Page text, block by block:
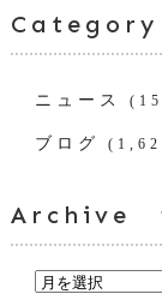
ニュース
ブログ
Archive